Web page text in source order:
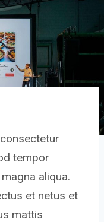
tempor
aliqua.
et netus et
mattis